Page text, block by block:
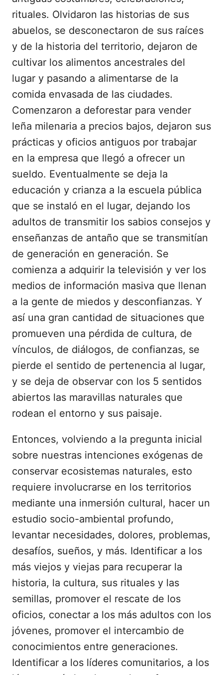
rituales. Olvidaron las historias de sus
abuelos, se desconectaron de sus raíces
y de la historia del territorio, dejaron de
cultivar los alimentos ancestrales del
lugar y pasando a alimentarse de la
comida envasada de las ciudades.
Comenzaron a deforestar para vender
leña milenaria a precios bajos, dejaron sus
prácticas y oficios antiguos por trabajar
en la empresa que llegó a ofrecer un
sueldo. Eventualmente se deja la
educación y crianza a la escuela pública
que se instaló en el lugar, dejando los
adultos de transmitir los sabios consejos y
enseñanzas de antaño que se transmitían
de generación en generación. Se
comienza a adquirir la televisión y ver los
medios de información masiva que llenan
a la gente de miedos y desconfianzas. Y
así una gran cantidad de situaciones que
promueven una pérdida de cultura, de
vínculos, de diálogos, de confianzas, se
pierde el sentido de pertenencia al lugar,
y se deja de observar con los 5 sentidos
abiertos las maravillas naturales que
rodean el entorno y sus paisaje.
Entonces, volviendo a la pregunta inicial
sobre nuestras intenciones exógenas de
conservar ecosistemas naturales, esto
requiere involucrarse en los territorios
mediante una inmersión cultural, hacer un
estudio socio-ambiental profundo,
levantar necesidades, dolores, problemas,
desafíos, sueños, y más. Identificar a los
más viejos y viejas para recuperar la
historia, la cultura, sus rituales y las
semillas, promover el rescate de los
oficios, conectar a los más adultos con los
jóvenes, promover el intercambio de
conocimientos entre generaciones.
Identificar a los líderes comunitarios, a los